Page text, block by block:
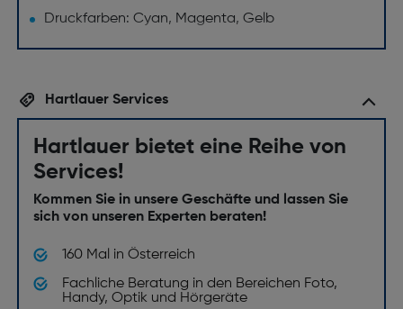
Druckfarben: Cyan, Magenta, Gelb
Hartlauer Services
Hartlauer bietet eine Reihe von
Services!
Kommen Sie in unsere Geschäfte und lassen Sie
sich von unseren Experten beraten!
160 Mal in Österreich
Fachliche Beratung in den Bereichen Foto,
Handy, Optik und Hörgeräte